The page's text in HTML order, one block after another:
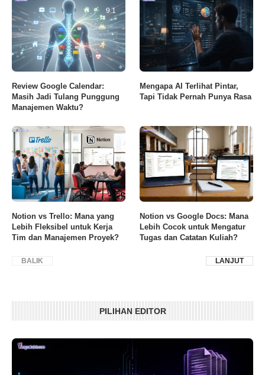
9.1
Review Google Calendar:
Masih Jadi Tulang Punggung
Manajemen Waktu?
Mengapa AI Terlihat Pintar,
Tapi Tidak Pernah Punya Rasa
Notion vs Trello: Mana yang
Lebih Fleksibel untuk Kerja
Tim dan Manajemen Proyek?
Notion vs Google Docs: Mana
Lebih Cocok untuk Mengatur
Tugas dan Catatan Kuliah?
BALIK LANJUT
PILIHAN EDITOR